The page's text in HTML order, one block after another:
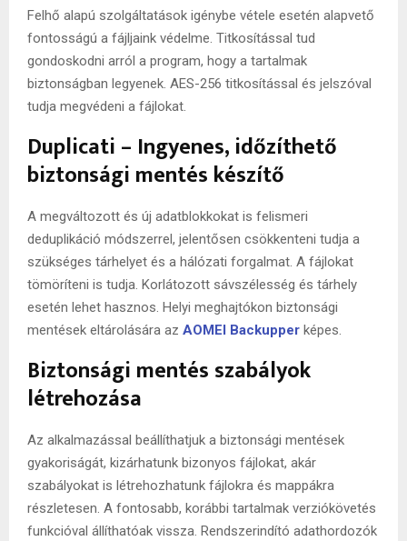
Felhő alapú szolgáltatások igénybe vétele esetén alapvető
fontosságú a fájljaink védelme. Titkosítással tud
gondoskodni arról a program, hogy a tartalmak
biztonságban legyenek. AES-256 titkosítással és jelszóval
tudja megvédeni a fájlokat.
Duplicati – Ingyenes, időzíthető
biztonsági mentés készítő
A megváltozott és új adatblokkokat is felismeri
deduplikáció módszerrel, jelentősen csökkenteni tudja a
szükséges tárhelyet és a hálózati forgalmat. A fájlokat
tömöríteni is tudja. Korlátozott sávszélesség és tárhely
esetén lehet hasznos. Helyi meghajtókon biztonsági
mentések eltárolására az AOMEI Backupper képes.
Biztonsági mentés szabályok
létrehozása
Az alkalmazással beállíthatjuk a biztonsági mentések
gyakoriságát, kizárhatunk bizonyos fájlokat, akár
szabályokat is létrehozhatunk fájlokra és mappákra
részletesen. A fontosabb, korábbi tartalmak verziókövetés
funkcióval állíthatóak vissza. Rendszerindító adathordozók